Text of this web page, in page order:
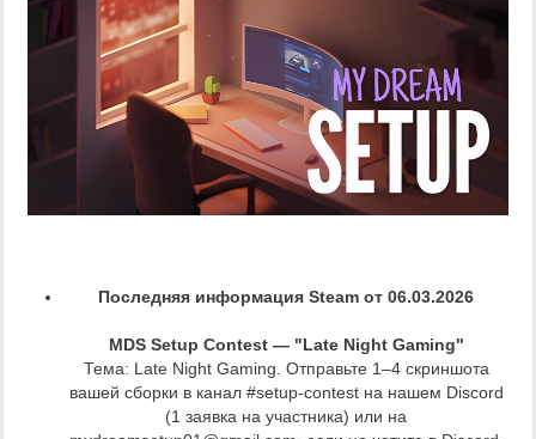
Последняя информация Steam от 06.03.2026
MDS Setup Contest — "Late Night Gaming"
Тема: Late Night Gaming. Отправьте 1–4 скриншота
вашей сборки в канал #setup-contest на нашем Discord
(1 заявка на участника) или на